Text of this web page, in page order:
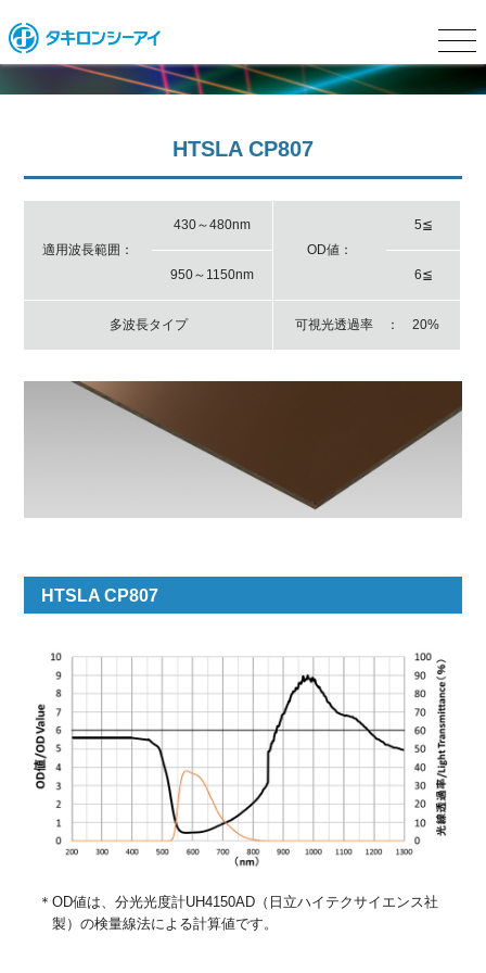
HTSLA CP807
適用波長範囲：
430～480nm
OD値：
5≦
950～1150nm 6≦
多波長タイプ 可視光透過率 ： 20%
HTSLA CP807
＊OD値は、分光光度計UH4150AD（日立ハイテクサイエンス社
製）の検量線法による計算値です。